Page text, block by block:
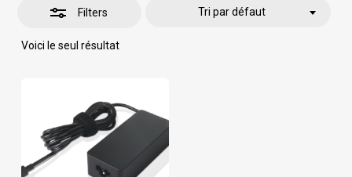
Filters
Voici le seul résultat
Tri par défaut